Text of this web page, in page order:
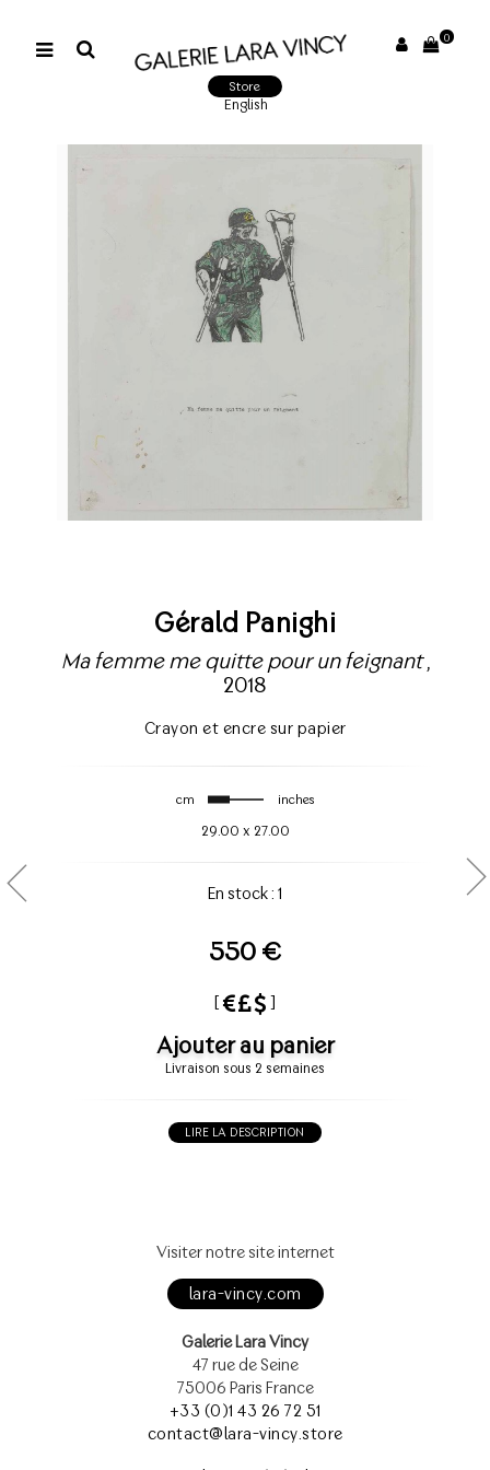
0
Store
English
Gérald Panighi
Ma femme me quitte pour un feignant,
2018
Crayon et encre sur papier
cm inches
29.00 x 27.00
En stock : 1
550 €
[ ]
Ajouter au panier
Livraison sous 2 semaines
LIRE LA DESCRIPTION
Visiter notre site internet
lara-vincy.com
Galerie Lara Vincy
47 rue de Seine
75006 Paris France
+33 (0)1 43 26 72 51
contact@lara-vincy.store